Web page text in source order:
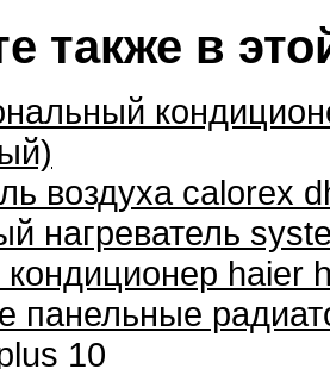
также в
воздуха calorex
нагреватель
haier
панельные
10